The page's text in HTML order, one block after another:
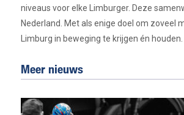
niveaus voor elke Limburger. Deze
Nederland. Met als enige doel om zoveel
Limburg in beweging te krijgen én houden.
Meer nieuws